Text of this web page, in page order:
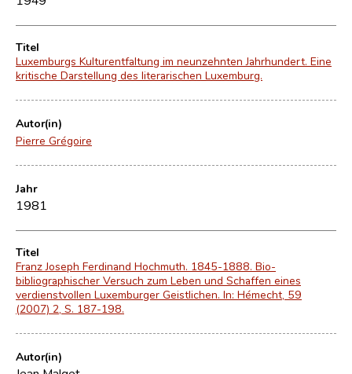
Titel
Luxemburgs Kulturentfaltung im neunzehnten Jahrhundert. Eine
kritische Darstellung des literarischen Luxemburg.
Autor(in)
Pierre Grégoire
Jahr
1981
Titel
Franz Joseph Ferdinand Hochmuth. 1845-1888. Bio-
bibliographischer Versuch zum Leben und Schaffen eines
verdienstvollen Luxemburger Geistlichen. In: Hémecht, 59
(2007) 2, S. 187-198.
Autor(in)